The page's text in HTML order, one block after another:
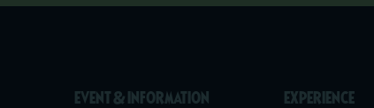
EVENT & INFORMATION EXPERIENCE